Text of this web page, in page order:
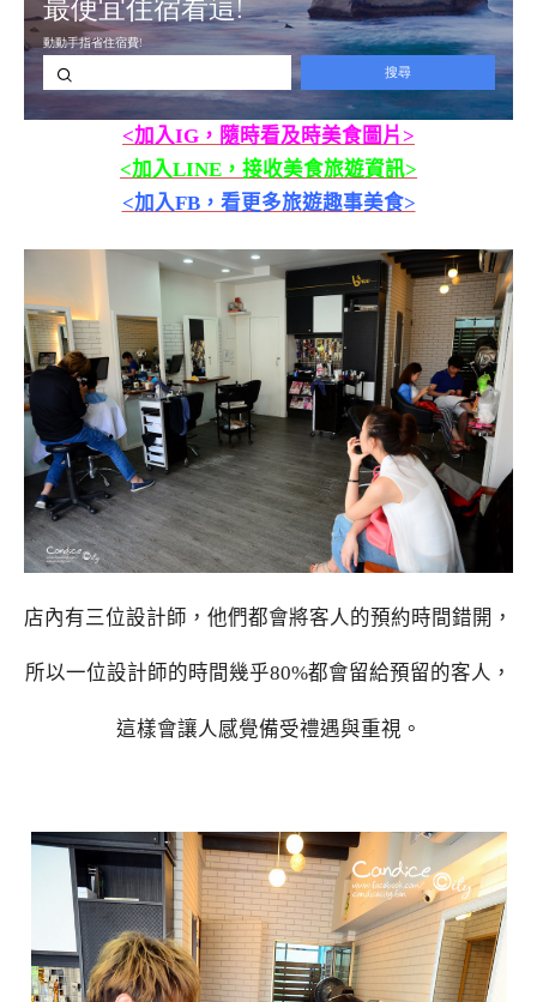
<加入IG，隨時看及時美食圖片>
<加入LINE，接收美食旅遊資訊>
<加入FB，看更多旅遊趣事美食>
店內有三位設計師，他們都會將客人的預約時間錯開，
所以一位設計師的時間幾乎80%都會留給預留的客人，
這樣會讓人感覺備受禮遇與重視。